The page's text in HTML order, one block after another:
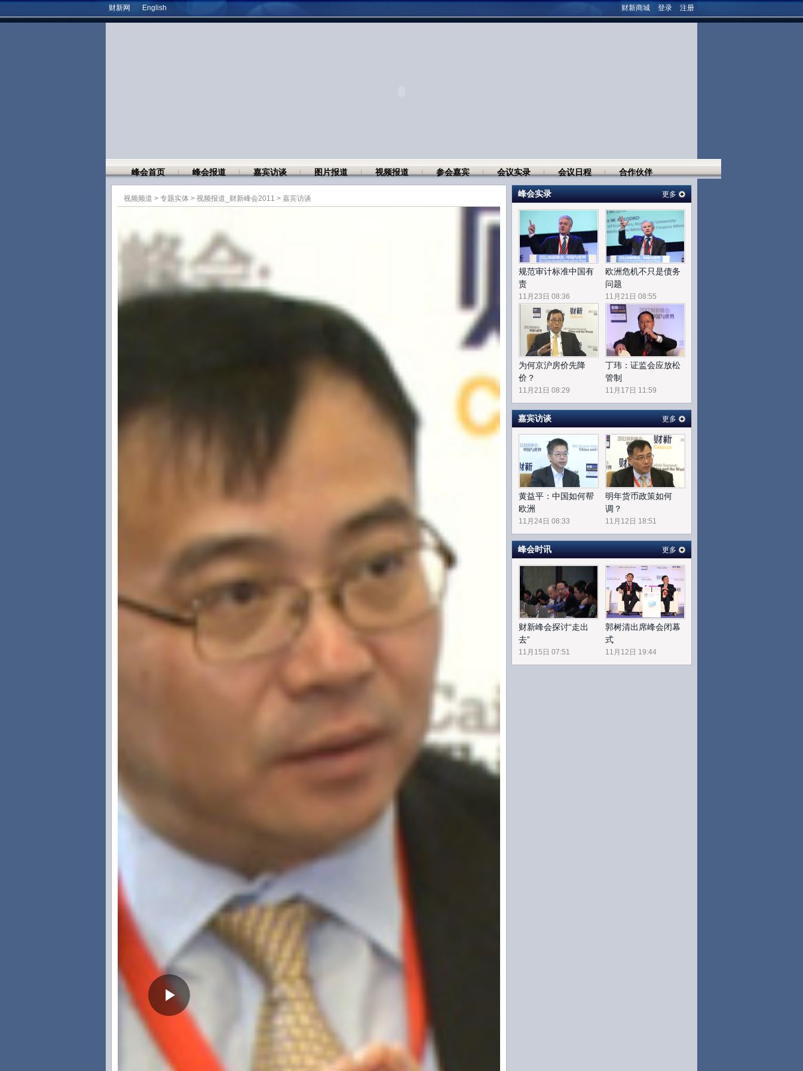
财新网 English 财新商城 登录 注册
峰会首页 峰会报道 嘉宾访谈 图片报道 视频报道 参会嘉宾 会议实录 会议日程 合作伙伴
视频频道 > 专题实体 > 视频报道_财新峰会2011 > 嘉宾访谈
明年货币政策如何调？
2011年11月12日 18:51
货币供应增速过快，必须矫枉过正
采访对象：高盛投资管理部中国副主席兼首席投资策略师 哈继铭
现在看起来 ，像今年新增的货币信贷数据，新增信贷是5800亿，比预期要高出将近
我们多年以来，一向是一管就死，一放就乱的。那么这么多年来，政府也是不断的
在努力建设一些可以用来进行微调的工具。我觉得这几年来最大的工具的产生，就是政府汇率变
得可以进行微调。其他方面没有什么太多改变。那么刚才你提到的信贷就是个很好的例子。这个
信贷数量增长，原来觉得太慢，现在一下子上去了，不能说是微调，信贷量大幅的变化，对于未
我们在前面几个月明显看到，M2的增长慢于GDP，但是很有限，还没有达到矫枉过正的状
态。眼前看到信贷增长速度又加快了，过去的剩余货币，未来如何得以消化呢？它还得要在某些
价格当中显现出来。不是房价就是物价。
所以我们应该看到，现在经济增长还是在9%以上，今年4季度也应该在8.5%甚至更高一些。
明年经济增长速度应该能保持在8%甚至更高水平的。在这种情况下，如果我们微调的工具本身并
王长勇：
刚才你讲到，今年货币政策是在矫枉过正，那么明年要不要继续矫枉过正？货币政
策应该比今年紧一些还是松一些？
我觉得明年通货膨胀的压力还是会有的。因为我们现在劳动力成本上升的速度是很
具体落实到货币政策，我觉得还应该多运用一些价格性手段。包括我们利率还是低于通胀
的。现在如果1年期存款利率放在3.6%的话，还是低于明年通胀的。当然我们有一些变量可能比较
紧，从中也可以一些置换。比如利率水平可以提高一些，但是我们准备金率可以适当下调一些。
这样使得明年的政策更加的科学，更加的适度。
正在加载评论信息，请稍候...
您好（请登陆后发表评论，并可同步到腾讯微博和新浪微博）
分享到：
更多
峰会实录
规范审计标准中国有
责
11月23日 08:36
欧洲危机不只是债务
问题
11月21日 08:55
为何京沪房价先降
价？
11月21日 08:29
丁玮：证监会应放松
管制
11月17日 11:59
更多
嘉宾访谈
黄益平：中国如何帮
欧洲
11月24日 08:33
明年货币政策如何
调？
11月12日 18:51
更多
峰会时讯
财新峰会探讨“走出
去”
11月15日 07:51
郭树清出席峰会闭幕
式
11月12日 19:44